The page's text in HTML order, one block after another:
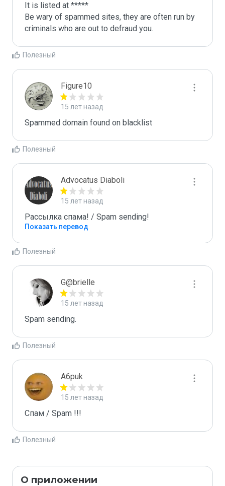
It is listed at *****
Be wary of spammed sites, they are often run by
criminals who are out to defraud you.
Полезный
Figure10
15 лет назад
Spammed domain found on blacklist
Полезный
Advocatus Diaboli
15 лет назад
Рассылка спама! / Spam sending!
Показать перевод
Полезный
G@brielle
15 лет назад
Spam sending.
Полезный
A6puk
15 лет назад
Спам / Spam !!!
Полезный
О приложении